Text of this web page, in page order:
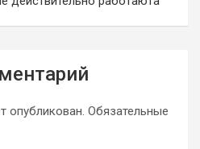
опубликован. Обязательные